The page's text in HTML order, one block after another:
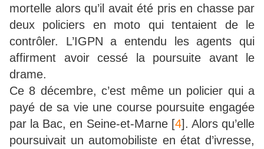
mortelle alors qu’il avait été pris en chasse par
deux policiers en moto qui tentaient de le
contrôler. L’IGPN a entendu les agents qui
affirment avoir cessé la poursuite avant le
drame.
Ce 8 décembre, c’est même un policier qui a
payé de sa vie une course poursuite engagée
par la Bac, en Seine-et-Marne[4]. Alors qu’elle
poursuivait un automobiliste en état d’ivresse,